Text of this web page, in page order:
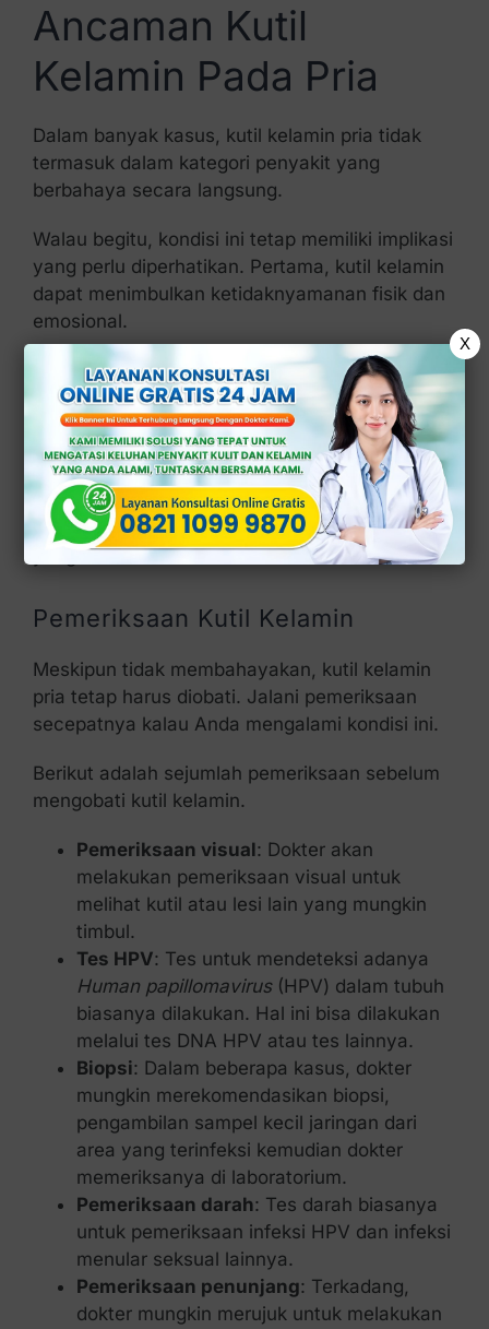
Ancaman Kutil
Kelamin Pada Pria
Dalam banyak kasus, kutil kelamin pria tidak
termasuk dalam kategori penyakit yang
berbahaya secara langsung.
Walau begitu, kondisi ini tetap memiliki implikasi
yang perlu diperhatikan. Pertama, kutil kelamin
dapat menimbulkan ketidaknyamanan fisik dan
emosional.
Selain itu, kutil kelamin juga bisa menjadi tanda
infeksi HPV yang bisa meningkatkan risiko
kanker pada penis.
Walau tidak mengancam jiwa, penting untuk
memahami kondisi ini dan mencari penanganan
yang tepat untuk mencegah problema klinis
yang lebih serius.
Pemeriksaan Kutil Kelamin
Meskipun tidak membahayakan, kutil kelamin
pria tetap harus diobati. Jalani pemeriksaan
secepatnya kalau Anda mengalami kondisi ini.
Berikut adalah sejumlah pemeriksaan sebelum
mengobati kutil kelamin.
Pemeriksaan visual: Dokter akan
melakukan pemeriksaan visual untuk
melihat kutil atau lesi lain yang mungkin
timbul.
Tes HPV: Tes untuk mendeteksi adanya
Human papillomavirus(HPV) dalam tubuh
biasanya dilakukan. Hal ini bisa dilakukan
melalui tes DNA HPV atau tes lainnya.
Biopsi: Dalam beberapa kasus, dokter
mungkin merekomendasikan biopsi,
pengambilan sampel kecil jaringan dari
area yang terinfeksi kemudian dokter
memeriksanya di laboratorium.
Pemeriksaan darah: Tes darah biasanya
untuk pemeriksaan infeksi HPV dan infeksi
menular seksual lainnya.
Pemeriksaan penunjang: Terkadang,
dokter mungkin merujuk untuk melakukan
X